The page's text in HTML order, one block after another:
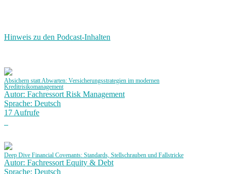
Hinweis zu den Podcast-Inhalten
Absichern statt Abwarten: Versicherungsstrategien im modernen
Kreditrisikomanagement
Autor: Fachressort Risk Management
Sprache: Deutsch
17 Aufrufe
Deep Dive Financial Covenants: Standards, Stellschrauben und Fallstricke
Autor: Fachressort Equity & Debt
Sprache: Deutsch